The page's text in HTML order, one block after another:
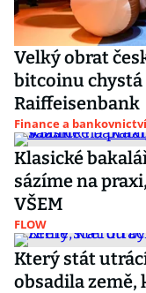
Velký obrat
bitcoinu chystá
Raiffeisenbank
Finance a bankovnictví
Klasické
sázíme na
VŠEM
FLOW
Který stát
obsadila